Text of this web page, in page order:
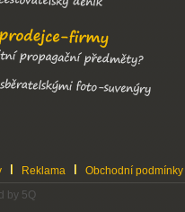
Reklama
Obchodní podmínky
by 5Q